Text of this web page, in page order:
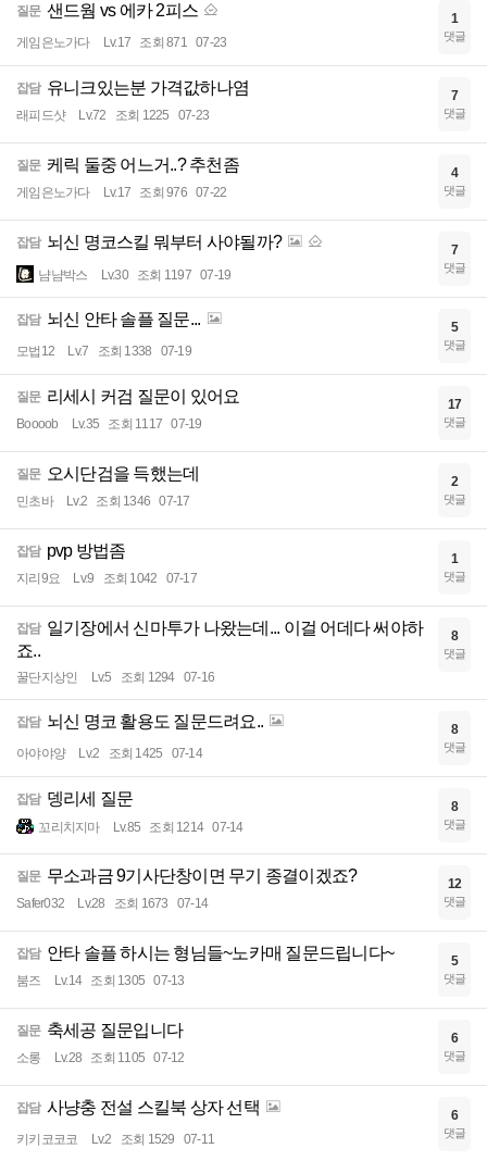
질문 샌드웜 vs 에카 2피스
게임은노가다 Lv.17 조회 871 07-23
1
댓글
잡담 유니크있는분 가격값하나염
래피드샷 Lv.72 조회 1225 07-23
7
댓글
질문 케릭 둘중 어느거..? 추천좀
게임은노가다 Lv.17 조회 976 07-22
4
댓글
잡담 뇌신 명코스킬 뭐부터 사야될까?
냠냠박스 Lv.30 조회 1197 07-19
7
댓글
잡담 뇌신 안타 솔플 질문...
모법12 Lv.7 조회 1338 07-19
5
댓글
질문 리세시 커검 질문이 있어요
Boooob Lv.35 조회 1117 07-19
17
댓글
질문 오시단검을 득했는데
민초바 Lv.2 조회 1346 07-17
2
댓글
잡담 pvp 방법좀
지리9요 Lv.9 조회 1042 07-17
1
댓글
잡담 일기장에서 신마투가 나왔는데... 이걸 어데다 써야하
죠..
꿀단지상인 Lv.5 조회 1294 07-16
8
댓글
잡담 뇌신 명코 활용도 질문드려요..
아야야양 Lv.2 조회 1425 07-14
8
댓글
잡담 뎅리세 질문
꼬리치지마 Lv.85 조회 1214 07-14
8
댓글
질문 무소과금 9기사단창이면 무기 종결이겠죠?
Safer032 Lv.28 조회 1673 07-14
12
댓글
잡담 안타 솔플 하시는 형님들~노카매 질문드립니다~
붐즈 Lv.14 조회 1305 07-13
5
댓글
질문 축세공 질문입니다
소롱 Lv.28 조회 1105 07-12
6
댓글
잡담 사냥충 전설 스킬북 상자 선택
키키코코코 Lv.2 조회 1529 07-11
6
댓글